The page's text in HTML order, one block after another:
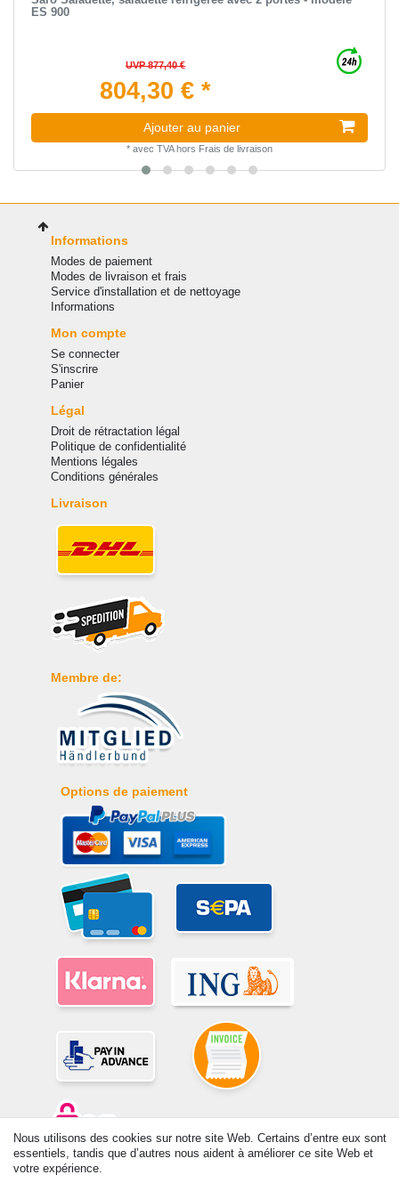
ES 900
UVP 877,40 €
804,30 € *
Ajouter au panier
* avec TVAhors Frais de livraison
Informations
Modes de paiement
Modes de livraison et frais
Service d'installation et de nettoyage
Informations
Mon compte
Se connecter
S'inscrire
Panier
Légal
Droit de rétractation légal
Politique de confidentialité
Mentions légales
Conditions générales
Livraison
Membre de:
Options de paiement
© Copyright 2026 | Tous droits réservés. -Tous droits réservés – Les
Nous utilisons des cookies sur notre site Web. Certains d’entre eux sont
essentiels, tandis que d’autres nous aident à améliorer ce site Web et
votre expérience.